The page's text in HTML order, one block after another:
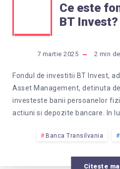
ESTE
FONDUL
DE
BT
INVEST?
Ce este
BT Invest?
7 martie 2025 2 min
Fondul de investitii BT Invest,
Asset Management, detinuta
investeste banii persoanelor
actiuni si depozite bancare. In
Banca Transilvania
Citește